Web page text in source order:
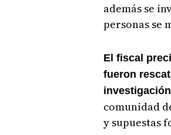
además se
personas se
El fiscal
fueron
comunidad
y supuestas